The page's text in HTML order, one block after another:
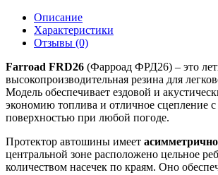
Описание
Характеристики
Отзывы (0)
Farroad FRD26 (Фарроад ФРД26) – это
высокопроизводительная резина для
Модель обеспечивает ездовой и
экономию топлива и отличное сцепление
поверхностью при любой погоде.
Протектор автошины имеет
центральной зоне расположено цельное
количеством насечек по краям. Оно